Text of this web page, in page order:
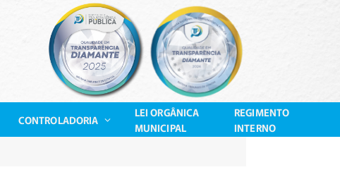
CONTROLADORIA
LEI ORGÂNICA
MUNICIPAL
REGIMENTO
INTERNO